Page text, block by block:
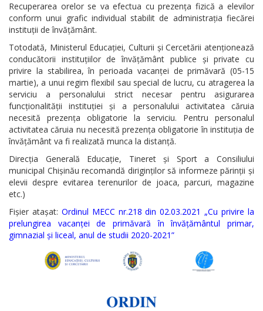
Recuperarea orelor se va efectua cu prezența fizică a elevilor
conform unui grafic individual stabilit de administrația fiecărei
instituții de învățământ.
Totodată, Ministerul Educației, Culturii și Cercetării atenționează
conducătorii instituțiilor de învățământ publice și private cu
privire la stabilirea, în perioada vacanței de primăvară (05-15
martie), a unui regim flexibil sau special de lucru, cu atragerea la
serviciu a personalului strict necesar pentru asigurarea
funcționalității instituției și a personalului activitatea căruia
necesită prezența obligatorie la serviciu. Pentru personalul
activitatea căruia nu necesită prezența obligatorie în instituția de
învățământ va fi realizată munca la distanță.
Direcția Generală Educație, Tineret și Sport a Consiliului
municipal Chișinău recomandă diriginților să informeze părinții și
elevii despre evitarea terenurilor de joaca, parcuri, magazine
etc.)
Fișier atașat: Ordinul MECC nr.218 din 02.03.2021 „Cu privire la
prelungirea vacanței de primăvară în învățământul primar,
gimnazial și liceal, anul de studii 2020-2021”